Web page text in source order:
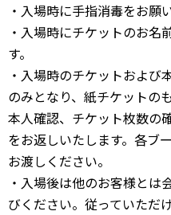
・入場時に手指消毒をお願
・入場時にチケットのお名
す。
・入場時のチケットおよび
のみとなり、紙チケットの
本人確認、チケット枚数の
をお返しいたします。各ブ
お渡しください。
・入場後は他のお客様とは
びください。従っていただ